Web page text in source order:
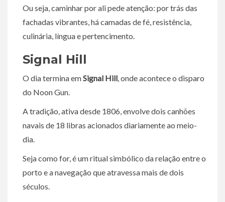
Ou seja, caminhar por ali pede atenção: por trás das
fachadas vibrantes, há camadas de fé, resistência,
culinária, língua e pertencimento.
Signal Hill
O dia termina emSignal Hill, onde acontece o disparo
do Noon Gun.
A tradição, ativa desde 1806, envolve dois canhões
navais de 18 libras acionados diariamente ao meio-
dia.
Seja como for, é um ritual simbólico da relação entre o
porto e a navegação que atravessa mais de dois
séculos.